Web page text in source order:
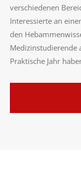
verschiedenen
Interessierte an
den
Medizinstudierende
Praktische Jahr